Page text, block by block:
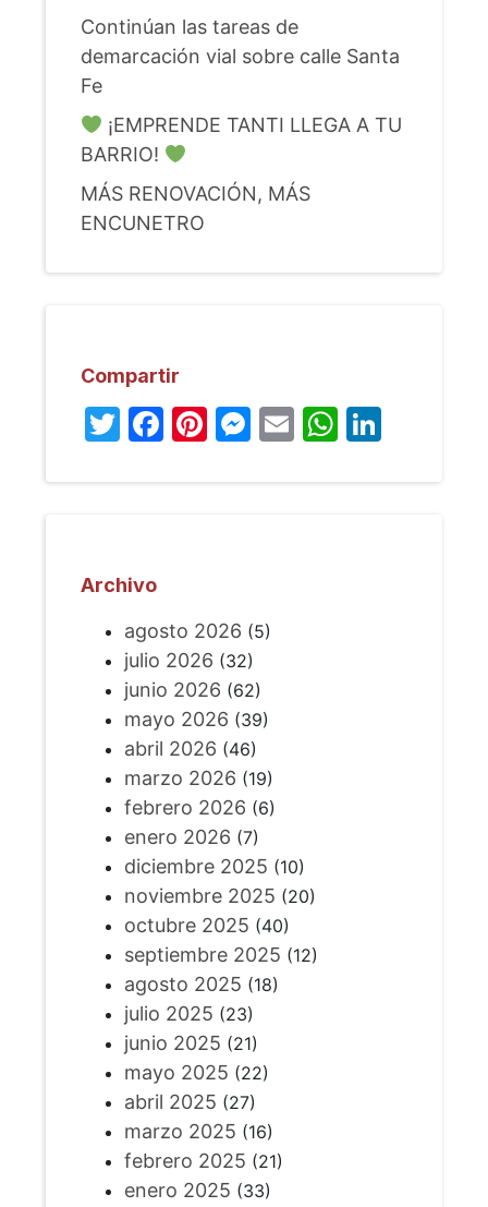
Continúan las tareas de
demarcación vial sobre calle Santa
Fe
¡EMPRENDE TANTI LLEGA A TU
BARRIO!
MÁS RENOVACIÓN, MÁS
ENCUNETRO
Compartir
Twitter
Facebook
Pinterest
Messenger
Email
Archivo
agosto 2026 (5)
julio 2026 (32)
junio 2026 (62)
mayo 2026 (39)
abril 2026 (46)
marzo 2026 (19)
febrero 2026 (6)
enero 2026 (7)
diciembre 2025 (10)
noviembre 2025 (20)
octubre 2025 (40)
septiembre 2025 (12)
agosto 2025 (18)
julio 2025 (23)
junio 2025 (21)
mayo 2025 (22)
abril 2025 (27)
marzo 2025 (16)
febrero 2025 (21)
enero 2025 (33)